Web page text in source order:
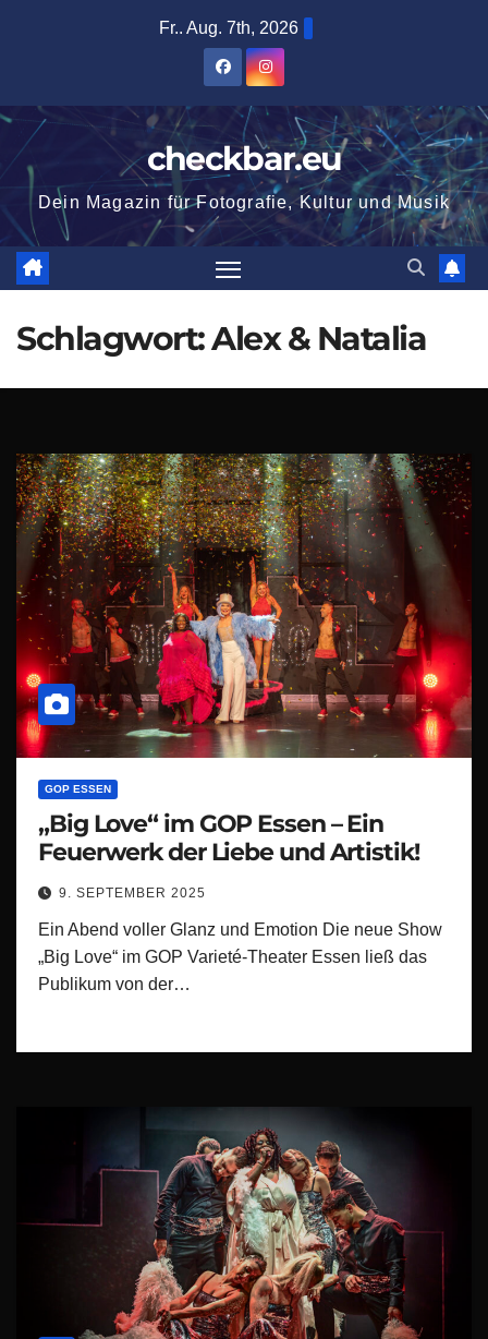
Fr.. Aug. 7th, 2026
checkbar.eu
Dein Magazin für Fotografie, Kultur und Musik
Schlagwort:Alex & Natalia
GOP ESSEN
„Big Love“ im GOP Essen – Ein
Feuerwerk der Liebe und Artistik!
9. SEPTEMBER 2025
Ein Abend voller Glanz und Emotion Die neue Show
„Big Love“ im GOP Varieté-Theater Essen ließ das
Publikum von der…